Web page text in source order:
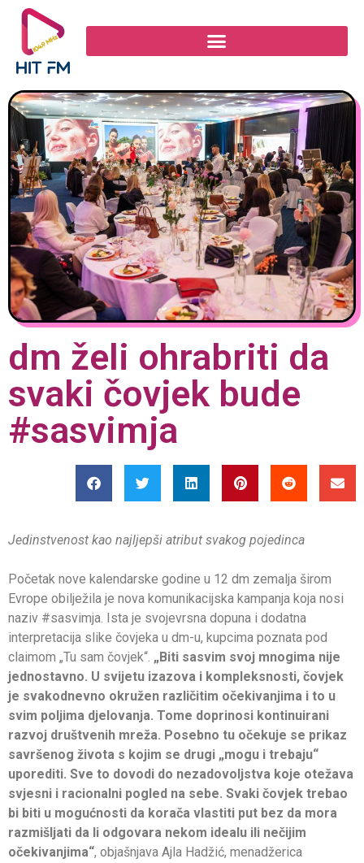
dm želi ohrabriti da
svaki čovjek bude
#sasvimja
Jedinstvenost kao najljepši atribut svakog pojedinca
Početak nove kalendarske godine u 12 dm zemalja širom
Evrope obilježila je nova komunikacijska kampanja koja nosi
naziv #sasvimja. Ista je svojevrsna dopuna i dodatna
interpretacija slike čovjeka u dm-u, kupcima poznata pod
claimom „Tu sam čovjek“. „Biti sasvim svoj mnogima nije
jednostavno. U svijetu izazova i kompleksnosti, čovjek
je svakodnevno okružen različitim očekivanjima i to u
svim poljima djelovanja. Tome doprinosi kontinuirani
razvoj društvenih mreža. Posebno tu očekuje se prikaz
savršenog života s kojim se drugi „mogu i trebaju“
uporediti. Sve to dovodi do nezadovoljstva koje otežava
svjesni i racionalni pogled na sebe. Svaki čovjek trebao
bi biti u mogućnosti da korača vlastiti put bez da mora
razmišljati da li odgovara nekom idealu ili nečijim
očekivanjima“, objašnjava Ajla Hadžić, menadžerica